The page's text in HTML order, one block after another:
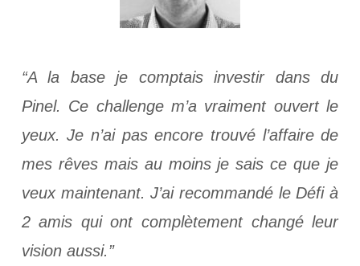
“A la base je comptais investir dans du
Pinel. Ce challenge m’a vraiment ouvert le
yeux. Je n’ai pas encore trouvé l’affaire de
mes rêves mais au moins je sais ce que je
veux maintenant. J’ai recommandé le Défi à
2 amis qui ont complètement changé leur
vision aussi.”